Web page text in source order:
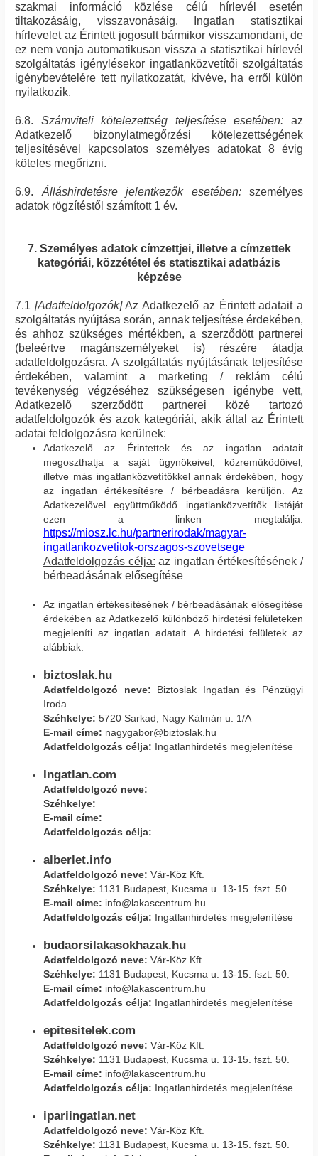
szakmai információ közlése célú hírlevél esetén
tiltakozásáig, visszavonásáig. Ingatlan statisztikai
hírlevelet az Érintett jogosult bármikor visszamondani, de
ez nem vonja automatikusan vissza a statisztikai hírlevél
szolgáltatás igénylésekor ingatlanközvetítői szolgáltatás
igénybevételére tett nyilatkozatát, kivéve, ha erről külön
nyilatkozik.
6.8. Számviteli kötelezettség teljesítése esetében: az
Adatkezelő bizonylatmegőrzési kötelezettségének
teljesítésével kapcsolatos személyes adatokat 8 évig
köteles megőrizni.
6.9. Álláshirdetésre jelentkezők esetében:személyes
adatok rögzítéstől számított 1 év.
7. Személyes adatok címzettjei, illetve a címzettek
kategóriái, közzététel és statisztikai adatbázis
képzése
7.1 [Adatfeldolgozók]Az Adatkezelő az Érintett adatait a
szolgáltatás nyújtása során, annak teljesítése érdekében,
és ahhoz szükséges mértékben, a szerződött partnerei
(beleértve magánszemélyeket is) részére átadja
adatfeldolgozásra. A szolgáltatás nyújtásának teljesítése
érdekében, valamint a marketing / reklám célú
tevékenység végzéséhez szükségesen igénybe vett,
Adatkezelő szerződött partnerei közé tartozó
adatfeldolgozók és azok kategóriái, akik által az Érintett
adatai feldolgozásra kerülnek:
Adatkezelő az Érintettek és az ingatlan adatait
megoszthatja a saját ügynökeivel, közreműködőivel,
illetve más ingatlanközvetítőkkel annak érdekében, hogy
az ingatlan értékesítésre / bérbeadásra kerüljön. Az
Adatkezelővel együttműködő ingatlanközvetítők listáját
ezen a linken megtalálja:
https://miosz.lc.hu/partnerirodak/magyar-
ingatlankozvetitok-orszagos-szovetsege
Adatfeldolgozás célja: az ingatlan értékesítésének /
bérbeadásának elősegítése
Az ingatlan értékesítésének / bérbeadásának elősegítése
érdekében az Adatkezelő különböző hirdetési felületeken
megjeleníti az ingatlan adatait. A hirdetési felületek az
alábbiak:
biztoslak.hu
Adatfeldolgozó neve: Biztoslak Ingatlan és Pénzügyi
Iroda
Széhkelye: 5720 Sarkad, Nagy Kálmán u. 1/A
E-mail címe: nagygabor@biztoslak.hu
Adatfeldolgozás célja: Ingatlanhirdetés megjelenítése
Ingatlan.com
Adatfeldolgozó neve:
Széhkelye:
E-mail címe:
Adatfeldolgozás célja:
alberlet.info
Adatfeldolgozó neve: Vár-Köz Kft.
Széhkelye: 1131 Budapest, Kucsma u. 13-15. fszt. 50.
E-mail címe: info@lakascentrum.hu
Adatfeldolgozás célja: Ingatlanhirdetés megjelenítése
budaorsilakasokhazak.hu
Adatfeldolgozó neve: Vár-Köz Kft.
Széhkelye: 1131 Budapest, Kucsma u. 13-15. fszt. 50.
E-mail címe: info@lakascentrum.hu
Adatfeldolgozás célja: Ingatlanhirdetés megjelenítése
epitesitelek.com
Adatfeldolgozó neve: Vár-Köz Kft.
Széhkelye: 1131 Budapest, Kucsma u. 13-15. fszt. 50.
E-mail címe: info@lakascentrum.hu
Adatfeldolgozás célja: Ingatlanhirdetés megjelenítése
ipariingatlan.net
Adatfeldolgozó neve: Vár-Köz Kft.
Széhkelye: 1131 Budapest, Kucsma u. 13-15. fszt. 50.